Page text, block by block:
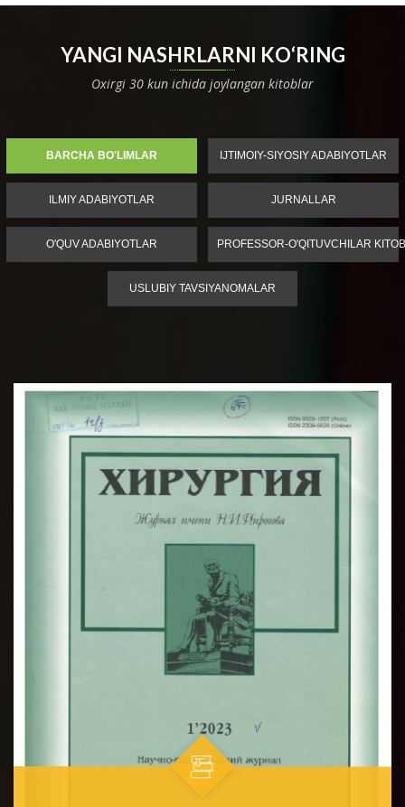
YANGI NASHRLARNI KO‘RING
Oxirgi 30 kun ichida joylangan kitoblar
BARCHA BO'LIMLAR IJTIMOIY-SIYOSIY ADABIYOTLAR
ILMIY ADABIYOTLAR JURNALLAR
O'QUV ADABIYOTLAR PROFESSOR-O'QITUVCHILAR
USLUBIY TAVSIYANOMALAR